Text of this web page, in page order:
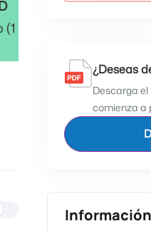
¿Deseas
Descarga el
comienza a